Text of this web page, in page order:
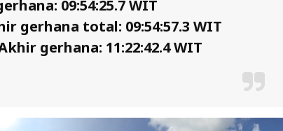
09:54:25.7 WIT
gerhana total: 09:54:57.3 WIT
gerhana: 11:22:42.4 WIT